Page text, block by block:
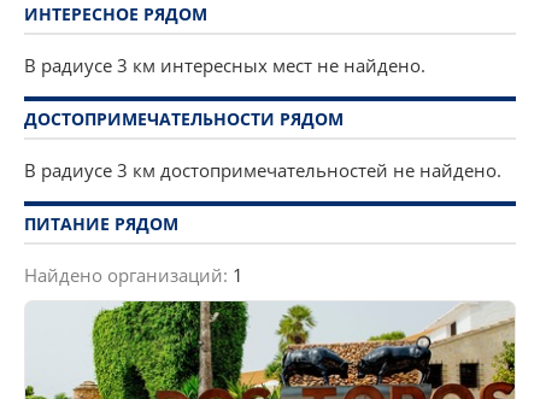
ИНТЕРЕСНОЕ РЯДОМ
В радиусе 3 км интересных мест не найдено.
ДОСТОПРИМЕЧАТЕЛЬНОСТИ РЯДОМ
В радиусе 3 км достопримечательностей не найдено.
ПИТАНИЕ РЯДОМ
Найдено организаций: 1